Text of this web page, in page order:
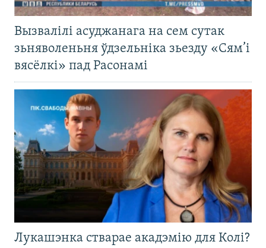
Вызвалілі асуджанага на сем сутак
зьняволеньня ўдзельніка зьезду «Сям’і
вясёлкі» пад Расонамі
Лукашэнка стварае акадэмію для Колі?